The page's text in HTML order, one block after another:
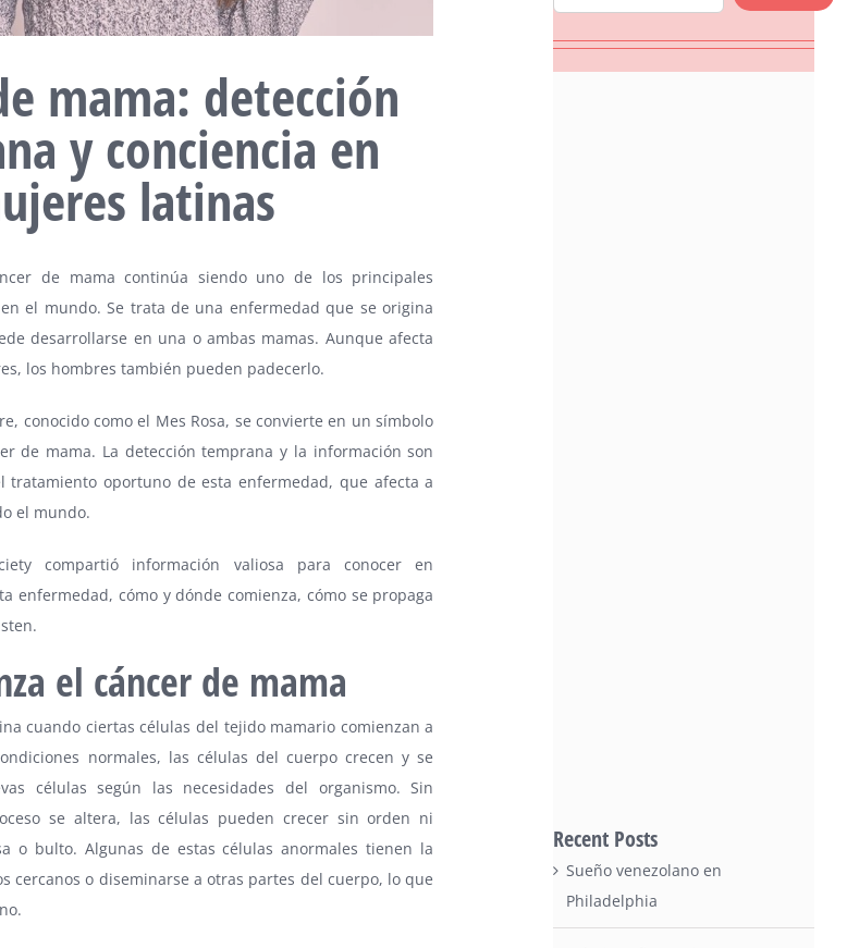
mama: detección
y conciencia en
latinas
de mama continúa siendo uno de los principales
el mundo. Se trata de una enfermedad que se origina
desarrollarse en una o ambas mamas. Aunque afecta
los hombres también pueden padecerlo.
conocido como el Mes Rosa, se convierte en un símbolo
de mama. La detección temprana y la información son
tratamiento oportuno de esta enfermedad, que afecta a
el mundo.
compartió información valiosa para conocer en
enfermedad, cómo y dónde comienza, cómo se propaga
el cáncer de mama
cuando ciertas células del tejido mamario comienzan a
normales, las células del cuerpo crecen y se
células según las necesidades del organismo. Sin
se altera, las células pueden crecer sin orden ni
o bulto. Algunas de estas células anormales tienen la
cercanos o diseminarse a otras partes del cuerpo, lo que
Recent Posts
Sueño venezolano en
Philadelphia